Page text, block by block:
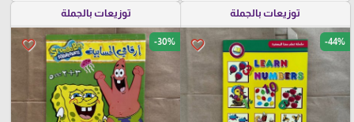
توزيعات بالجملة
favorite_border -44%
توزيعات بالجملة
favorite_border -30%